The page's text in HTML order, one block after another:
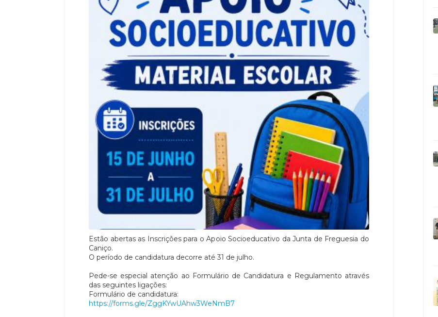
Estão abertas as Inscrições para o Apoio Socioeducativo da Junta de Freguesia do
Caniço.
O período de candidatura decorre até 31 de julho.
Pede-se especial atenção ao Formulário de Candidatura e Regulamento através
das seguintes ligações:
Formulário de candidatura:
https://forms.gle/ZggKYwUAhw3WeNmB7